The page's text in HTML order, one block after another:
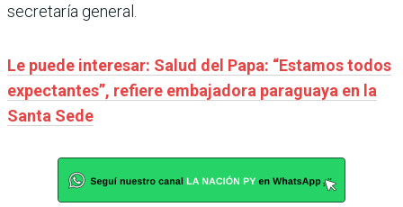
secretaría general.
Le puede interesar: Salud del Papa: “Estamos todos
expectantes”, refiere embajadora paraguaya en la
Santa Sede